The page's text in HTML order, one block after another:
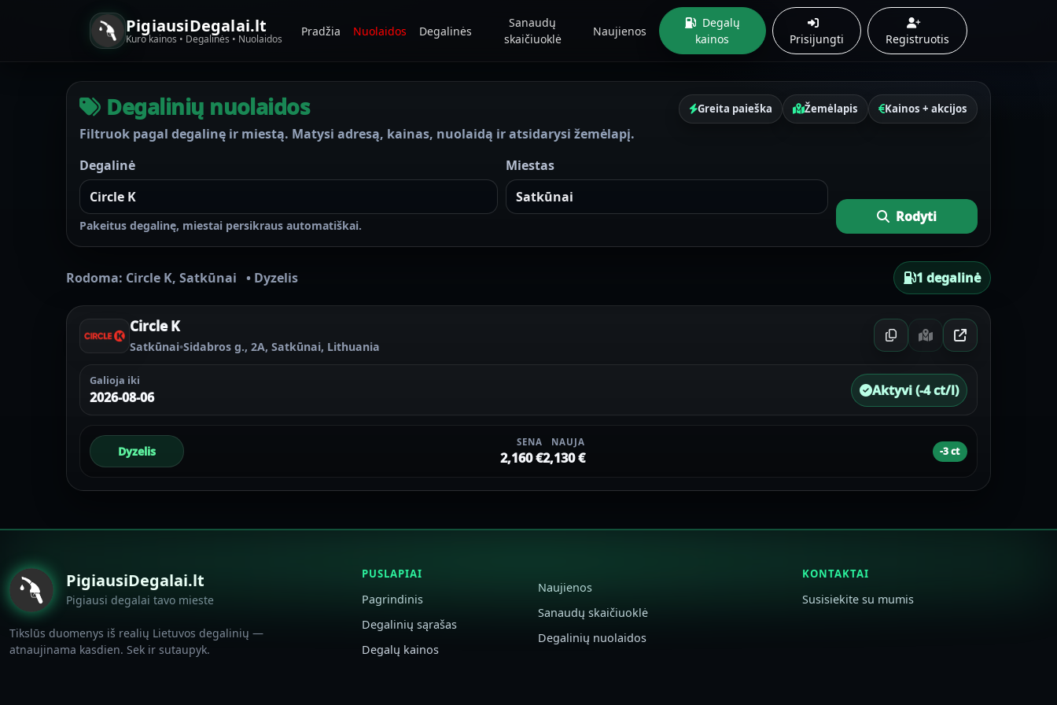
PigiausiDegalai.lt
Kuro kainos • Degalinės • Nuolaidos
Pradžia Nuolaidos Degalinės
Sanaudų
skaičiuoklė
Naujienos
Degalų
kainos
Prisijungti Registruotis
Degalinių nuolaidos
Filtruok pagal degalinę ir miestą. Matysi adresą, kainas, nuolaidą ir atsidarysi žemėlapį.
Greita paieška Žemėlapis Kainos + akcijos
Degalinė
Pakeitus degalinę, miestai persikraus automatiškai.
Miestas
Rodyti
Rodoma: Circle K, Satkūnai • Dyzelis 1 degalinė
Circle K
Satkūnai•Sidabros g., 2A, Satkūnai, Lithuania
Galioja iki
2026-08-06 Aktyvi (-4 ct/l)
Dyzelis
SENA
2,160 €
NAUJA
2,130 € -3 ct
PigiausiDegalai.lt
Pigiausi degalai tavo mieste
Tikslūs duomenys iš realių Lietuvos degalinių —
atnaujinama kasdien. Sek ir sutaupyk.
PUSLAPIAI
Pagrindinis
Degalinių sąrašas
Degalų kainos
Naujienos
Sanaudų skaičiuoklė
Degalinių nuolaidos
KONTAKTAI
Susisiekite su mumis